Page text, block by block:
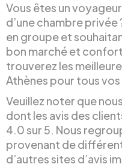
Vous êtes un
d’une chambre
en groupe et
bon marché et
trouverez les
Athènes pour tous
Veuillez noter que
dont les avis des
4.0 sur 5. Nous
provenant de
d’autres sites d’avis